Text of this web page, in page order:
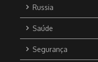
Russia
Saúde
Segurança